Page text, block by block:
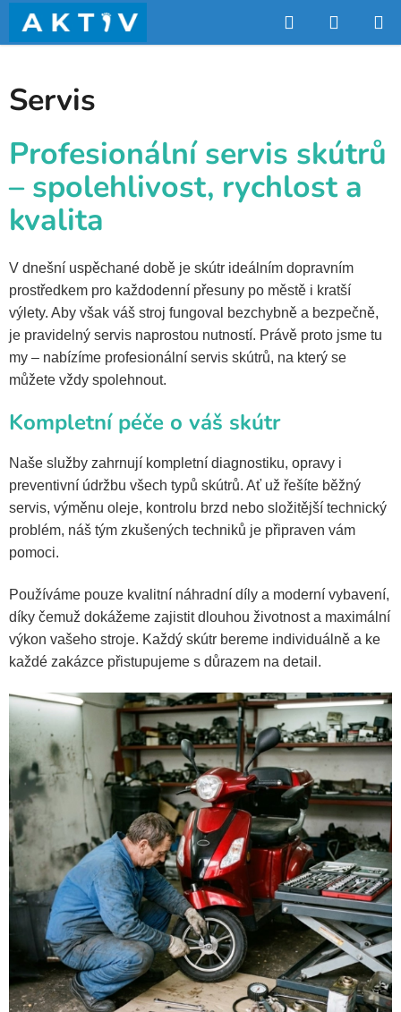
obsah
Hledat
KOŠÍK
Servis
Profesionální servis skútrů
– spolehlivost, rychlost a
kvalita
V dnešní uspěchané době je skútr ideálním dopravním
prostředkem pro každodenní přesuny po městě i kratší
výlety. Aby však váš stroj fungoval bezchybně a bezpečně,
je pravidelný servis naprostou nutností. Právě proto jsme tu
my – nabízíme profesionální servis skútrů, na který se
můžete vždy spolehnout.
Kompletní péče o váš skútr
Naše služby zahrnují kompletní diagnostiku, opravy i
preventivní údržbu všech typů skútrů. Ať už řešíte běžný
servis, výměnu oleje, kontrolu brzd nebo složitější technický
problém, náš tým zkušených techniků je připraven vám
pomoci.
Používáme pouze kvalitní náhradní díly a moderní vybavení,
díky čemuž dokážeme zajistit dlouhou životnost a maximální
výkon vašeho stroje. Každý skútr bereme individuálně a ke
každé zakázce přistupujeme s důrazem na detail.